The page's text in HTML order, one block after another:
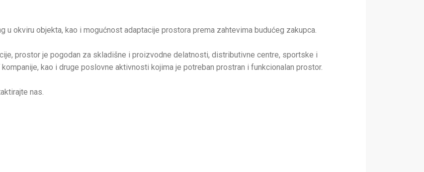
u okviru objekta, kao i mogućnost adaptacije prostora prema zahtevima budućeg zakupca.
prostor je pogodan za skladišne i proizvodne delatnosti, distributivne centre, sportske i
kao i druge poslovne aktivnosti kojima je potreban prostran i funkcionalan prostor.
nas.